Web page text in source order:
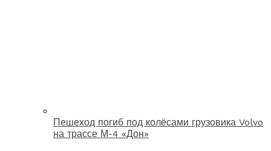
Пешеход погиб под колёсами грузовика Volvo
на трассе М-4 «Дон»